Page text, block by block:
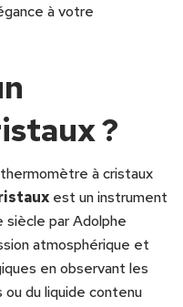
à votre
?
à cristaux
est un instrument
siècle par Adolphe
atmosphérique et
en observant les
du liquide contenu